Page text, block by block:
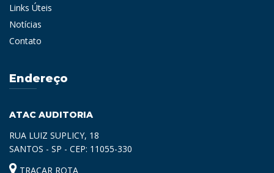
Links Úteis
Notícias
Contato
Endereço
ATAC AUDITORIA
RUA LUIZ SUPLICY, 18
SANTOS - SP - CEP: 11055-330
TRAÇAR ROTA